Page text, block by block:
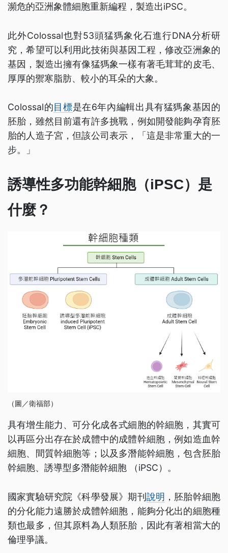
瀕危的亞洲象體細胞重新編程，製造出iPSC。
此外Colossal也對53頭猛獁象化石進行DNA分析研
究，希望可以利用此技術與基因工程，修改亞洲象的
基因，製造出擁有像猛獁象一樣有著毛茸茸的皮毛、
厚厚的禦寒脂肪、較小的耳朵的大象。
Colossal的目標是在6年內編輯出具有猛獁象基因的
胚胎，雖然目前還有許多挑戰，例如開發能夠孕育胚
胎的人造子宮，但該公司表示，「這是非常重大的一
步。」
誘導性多功能幹細胞（iPSC）是
什麼？
（圖／衛福部）
具有增生能力、可分化成各式細胞的幹細胞，其實可
以再區分出存在於成體中的成體幹細胞，例如造血幹
細胞、間質幹細胞等；以及多潛能幹細胞，包含胚胎
幹細胞、誘導型多潛能幹細胞 （iPSC）。
國家實驗研究院《科學發展》期刊 說明 ，胚胎幹細胞
的分化能力遠勝於成體幹細胞，能夠分化出的細胞種
類也最多，但其原料為人類胚胎，因此有著相當大的
倫理爭議。